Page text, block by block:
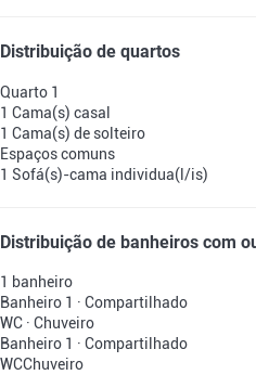
Distribuição de quartos
Quarto 1
1 Cama(s) casal
1 Cama(s) de solteiro
Espaços comuns
1 Sofá(s)-cama individua(l/is)
Distribuição de banheiros com
1 banheiro
Banheiro 1 · Compartilhado
WC · Chuveiro
Banheiro 1 · Compartilhado
WCChuveiro